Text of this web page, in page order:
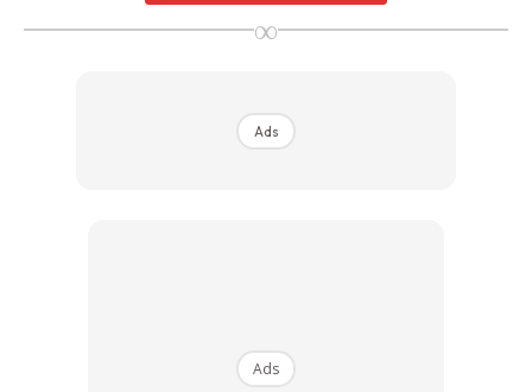
∞
Ads
Ads